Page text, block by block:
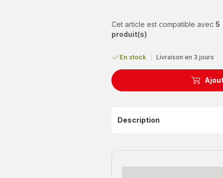
Cet article est compatible avec 5
produit(s)
En stock Livraison en 3 jours
Description